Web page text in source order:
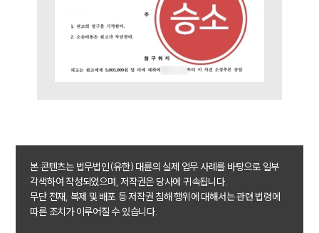
업무분야
업무
구성원 소개
이혼전문변호사
본 콘텐츠는 법무법인(유한) 대륜의 실제 업무 사례를 바탕으로 일부
각색하여 작성되었으며, 저작권은 당사에 귀속됩니다.
무단 전재, 복제 및 배포 등 저작권 침해 행위에 대해서는 관련 법령에
따른 조치가 이루어질 수 있습니다.